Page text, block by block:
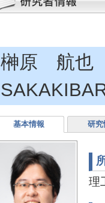
榊原 航也
基本情報 研究
理